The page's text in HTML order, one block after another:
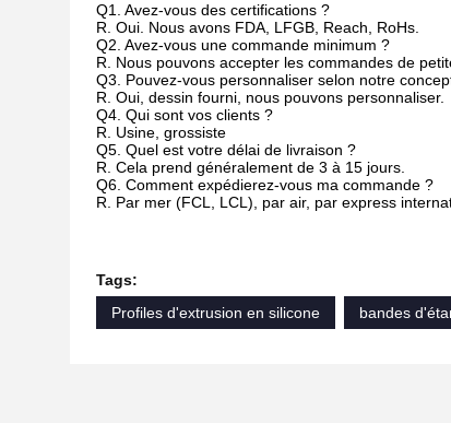
Q1. Avez-vous des certifications ?
R. Oui. Nous avons FDA, LFGB, Reach, RoHs.
Q2. Avez-vous une commande minimum ?
R. Nous pouvons accepter les commandes de
Q3. Pouvez-vous personnaliser selon notre
R. Oui, dessin fourni, nous pouvons personnaliser.
Q4. Qui sont vos clients ?
R. Usine, grossiste
Q5. Quel est votre délai de livraison ?
R. Cela prend généralement de 3 à 15 jours.
Q6. Comment expédierez-vous ma commande ?
R. Par mer (FCL, LCL), par air, par express
Tags:
Profiles d'extrusion en silicone
bandes